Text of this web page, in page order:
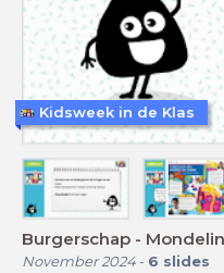
Burgerschap -
November 2024- 6 slides
Kidsweek in de Klas